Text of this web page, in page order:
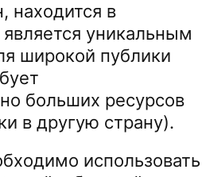
находится в
уникальным
широкой публики
больших ресурсов
в другую страну).
использовать